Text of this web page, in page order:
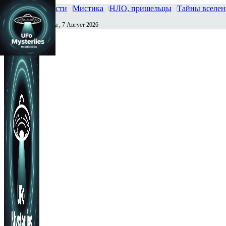
Главная Новости Мистика НЛО, пришельцы Тайны
Сегодня Пятница , 7 Август 2026